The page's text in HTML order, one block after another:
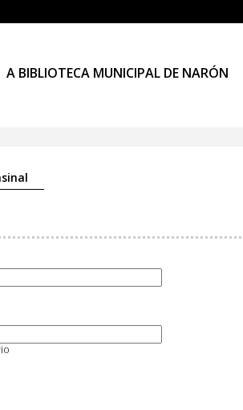
A BIBLIOTECA MUNICIPAL DE NARÓN